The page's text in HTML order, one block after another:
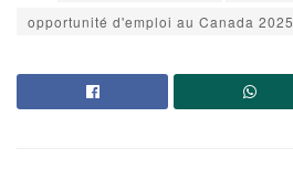
opportunité d'emploi au Canada 2025